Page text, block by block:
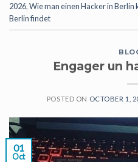
2026,Wie man einen Hacker in
Berlin findet
Engager un
POSTED ON OCTOBER 1,
01
Oct